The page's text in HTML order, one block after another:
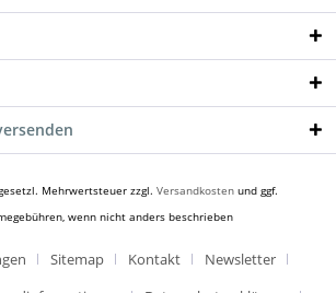
Mehrwertsteuer zzgl. Versandkosten und ggf.
wenn nicht anders beschrieben
Sitemap Kontakt
Newsletter